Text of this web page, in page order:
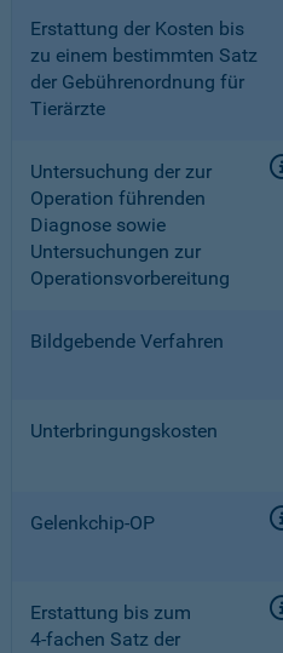
Erstattung der Kosten bis
zu einem bestimmten Satz
der Gebührenordnung für
Tierärzte
Untersuchung der zur
Operation führenden
Diagnose sowie
Untersuchungen zur
Operationsvorbereitung
Bildgebende Verfahren
Unterbringungskosten
Gelenkchip-OP
Erstattung bis zum
4-fachen Satz der